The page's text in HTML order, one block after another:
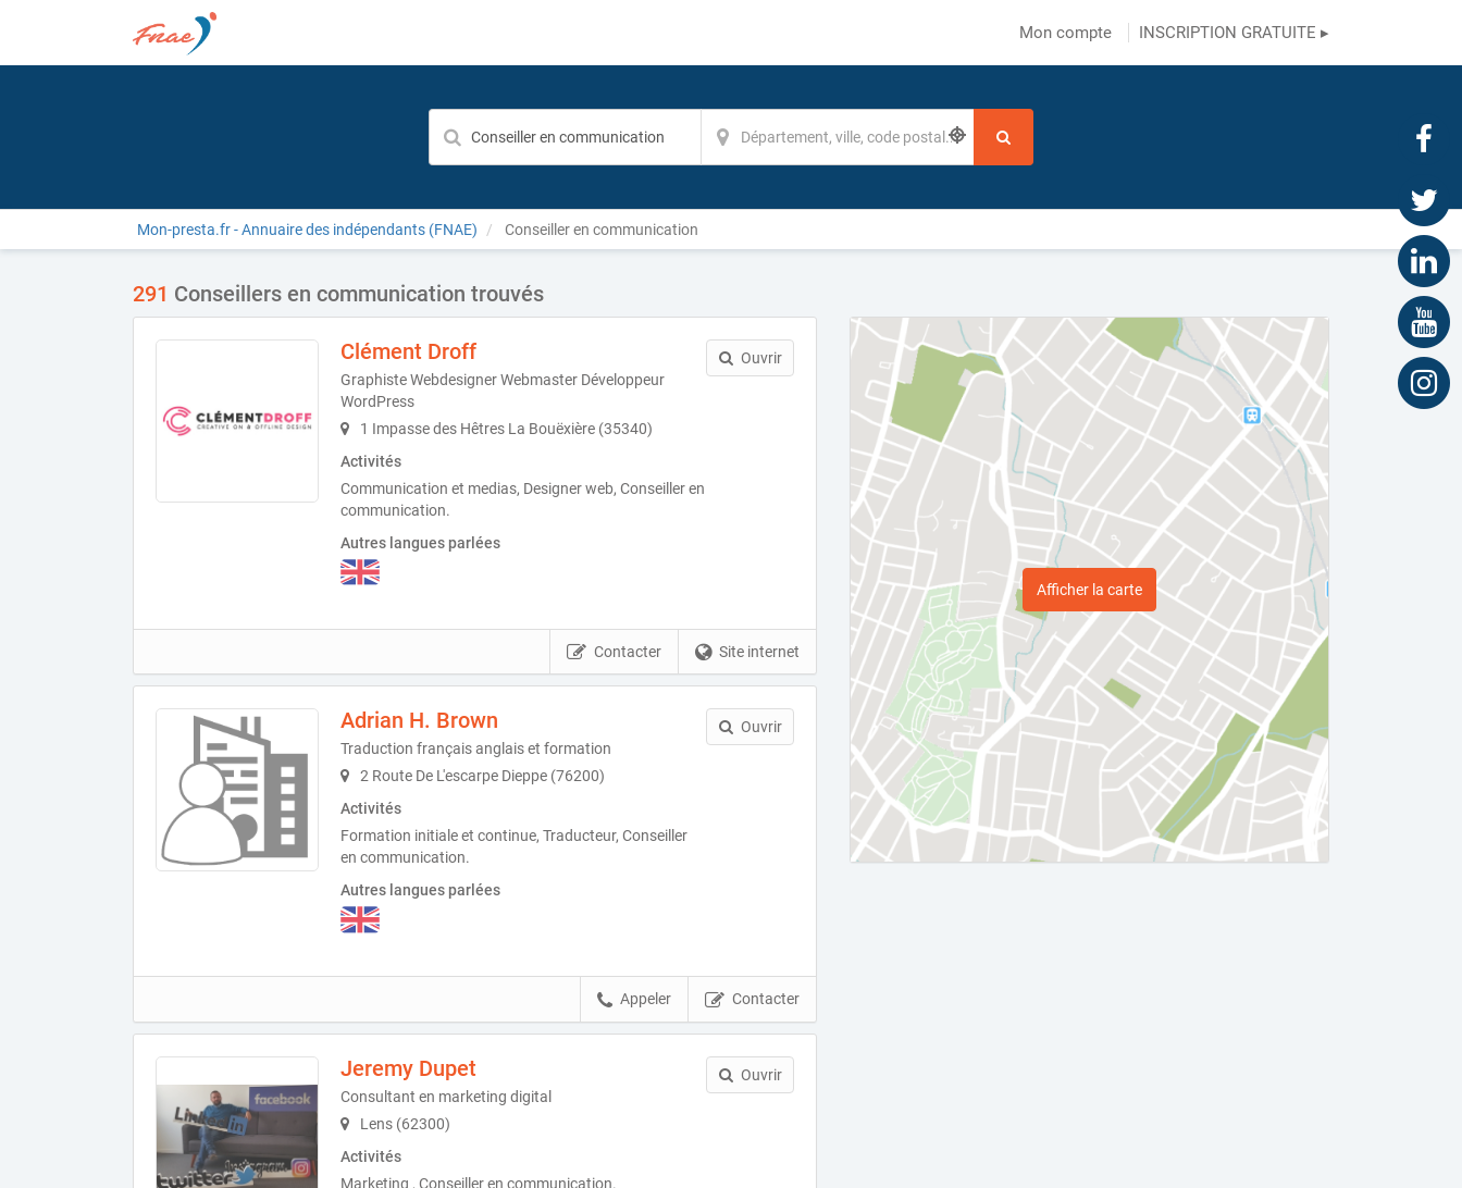
Mon compte INSCRIPTION GRATUITE ▸
Mon-presta.fr - Annuaire des indépendants (FNAE) Conseiller en communication
291 Conseillers en communication trouvés
Clément Droff
Graphiste Webdesigner Webmaster Développeur
WordPress
1 Impasse des Hêtres La Bouëxière (35340)
Activités
Communication et medias, Designer web, Conseiller en
communication.
Autres langues parlées
Ouvrir
Site internet
Contacter
Adrian H. Brown
Traduction français anglais et formation
2 Route De L'escarpe Dieppe (76200)
Activités
Formation initiale et continue, Traducteur, Conseiller
en communication.
Autres langues parlées
Ouvrir
Contacter
Appeler
Jeremy Dupet
Consultant en marketing digital
Lens (62300)
Activités
Marketing , Conseiller en communication.
Ouvrir
Afficher la carte